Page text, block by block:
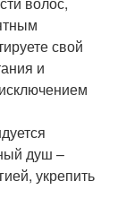
свой
и
душ –
укрепить